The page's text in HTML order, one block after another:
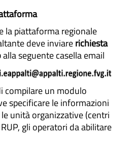
la piattaforma regionale
deve inviarerichiesta
alla seguente casella email
compilare un modulo
specificare le informazioni
unità organizzative (centri
gli operatori da abilitare